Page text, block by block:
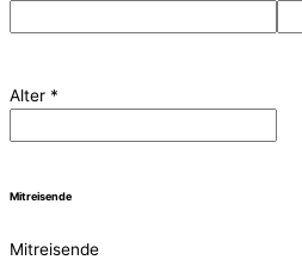
Alter *
Mitreisende
Mitreisende